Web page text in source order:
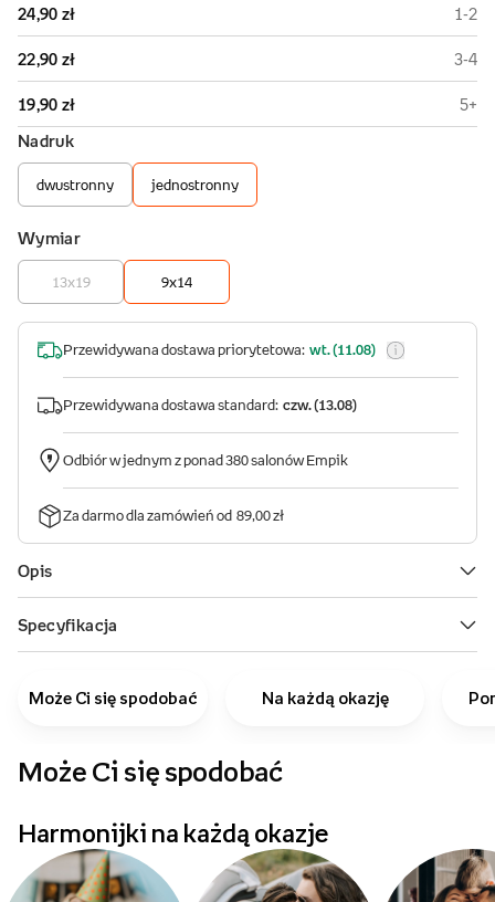
Może Ci się spodobać Na każdą okazję
Może Ci się spodobać
Harmonijki na każdą okazje